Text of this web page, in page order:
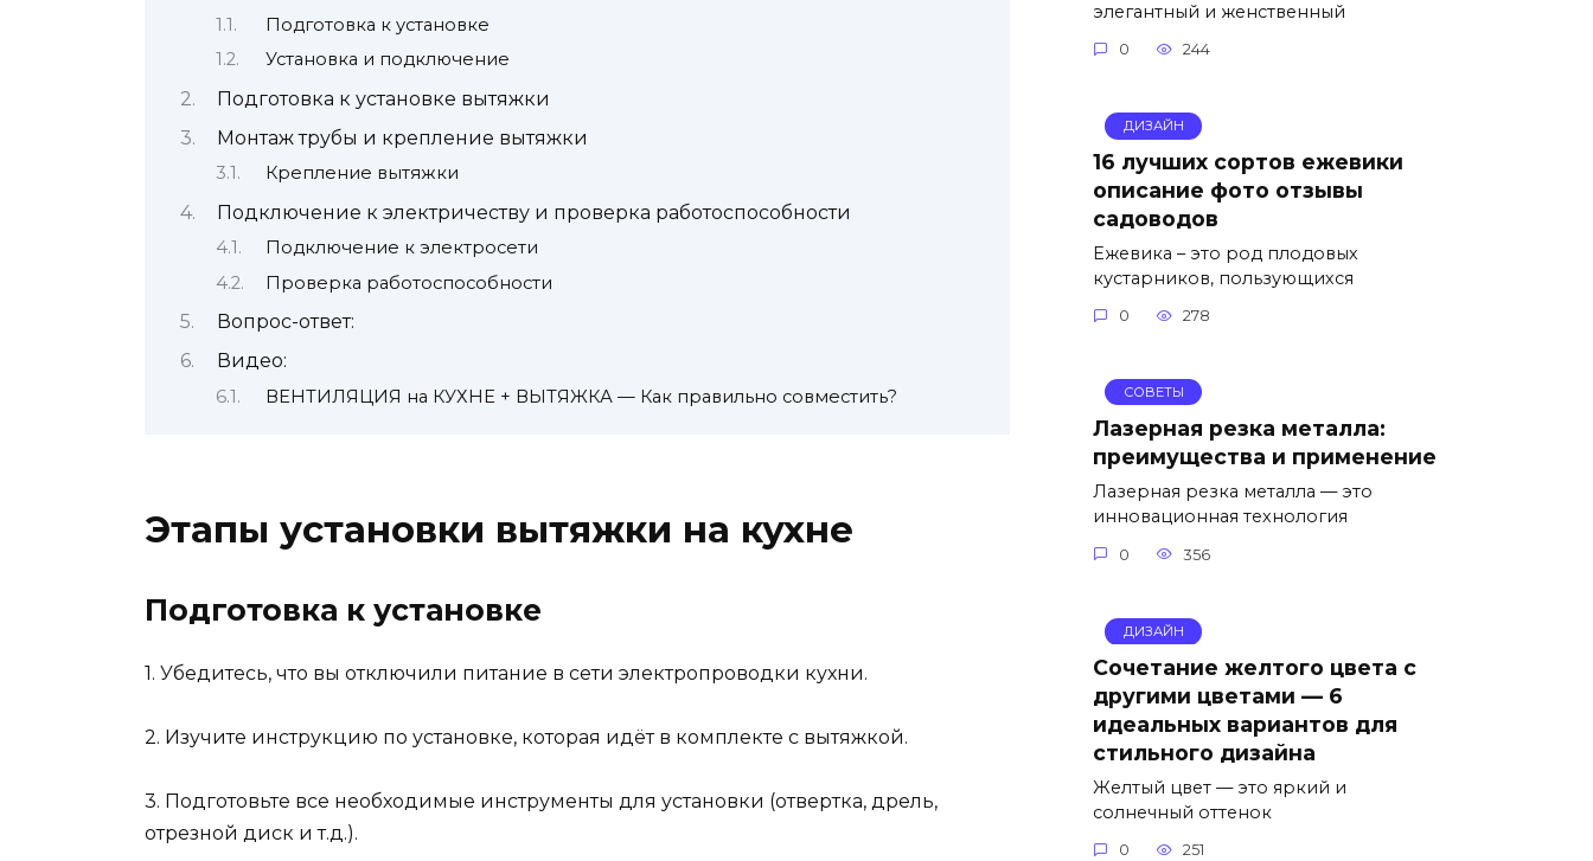
Подготовка к установке
Установка и подключение
Подготовка к установке вытяжки
Монтаж трубы и крепление вытяжки
Крепление вытяжки
Подключение к электричеству и проверка работоспособности
Подключение к электросети
Проверка работоспособности
Вопрос-ответ:
Видео:
ВЕНТИЛЯЦИЯ на КУХНЕ + ВЫТЯЖКА — Как правильно совместить?
Этапы установки вытяжки на кухне
Подготовка к установке
1. Убедитесь, что вы отключили питание в сети электропроводки кухни.
2. Изучите инструкцию по установке, которая идёт в комплекте с вытяжкой.
3. Подготовьте все необходимые инструменты для установки (отвертка, дрель,
отрезной диск и т.д.).
элегантный и женственный
0 244
ДИЗАЙН
16 лучших сортов ежевики
описание фото отзывы
садоводов
Ежевика – это род плодовых
кустарников, пользующихся
0 278
СОВЕТЫ
Лазерная резка металла:
преимущества и применение
Лазерная резка металла — это
инновационная технология
0 356
ДИЗАЙН
Сочетание желтого цвета с
другими цветами — 6
идеальных вариантов для
стильного дизайна
Желтый цвет — это яркий и
солнечный оттенок
0 251